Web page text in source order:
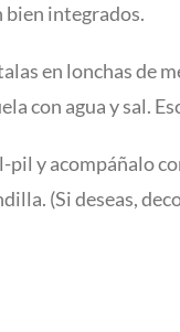
bien integrados.
en lonchas de
con agua y sal.
pil y acompáñalo
(Si deseas,